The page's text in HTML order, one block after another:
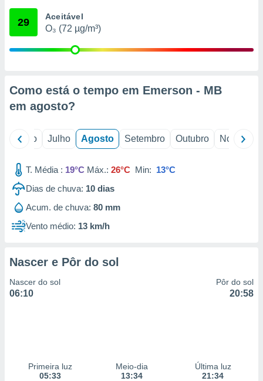
através
1199
29 Aceitável
O₃ (72 µg/m³)
Como está o tempo em Emerson - MB
em agosto?
Junho Julho Agosto Setembro Outubro Novembro
T. Média : 19°C Máx.: 26°C Min: 13°C
Dias de chuva: 10 dias
Acum. de chuva: 80 mm
Vento médio: 13 km/h
Nascer e Pôr do sol
Nascer do sol
06:10
Pôr do sol
20:58
Primeira luz
05:33
Meio-dia
13:34
Última luz
21:34